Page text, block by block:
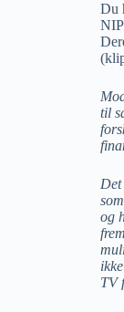
Du
til
Det
og
TV